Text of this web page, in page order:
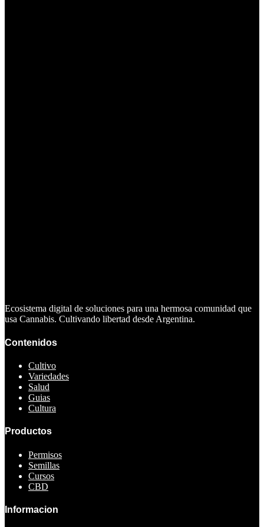
Ecosistema digital de soluciones para una hermosa comunidad que
usa Cannabis. Cultivando libertad desde Argentina.
Contenidos
Cultivo
Variedades
Salud
Guias
Cultura
Productos
Permisos
Semillas
Cursos
CBD
Informacion